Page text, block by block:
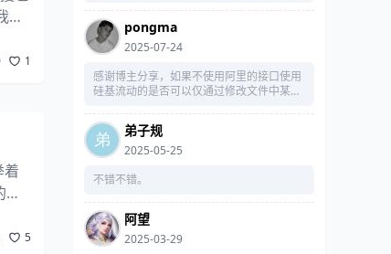
想
1
着
5
pongma
2025-07-24
感谢博主分享，如果不使用阿里的接口使用
硅基流动的是否可以仅通过修改文件中某接
弟子规
2025-05-25
不错不错。
阿望
2025-03-29